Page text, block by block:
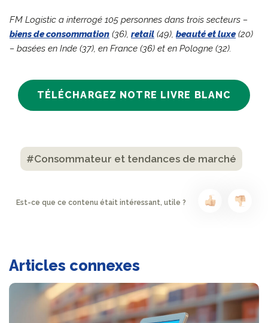
FM Logistic a interrogé 105 personnes dans trois secteurs –
biens de consommation (36), retail (49), beauté et luxe(20)
– basées en Inde (37), en France (36) et en Pologne (32).
TÉLÉCHARGEZ NOTRE LIVRE BLANC
#Consommateur et tendances de marché
Est-ce que ce contenu était intéressant, utile ?
Articles connexes